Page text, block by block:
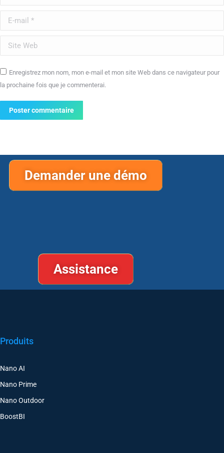
E-mail *
Site Web
Enregistrez mon nom, mon e-mail et mon site Web dans ce navigateur pour
la prochaine fois que je commenterai.
Poster commentaire
Demander une démo
Assistance
Produits
Nano AI
Nano Prime
Nano Outdoor
BoostBI